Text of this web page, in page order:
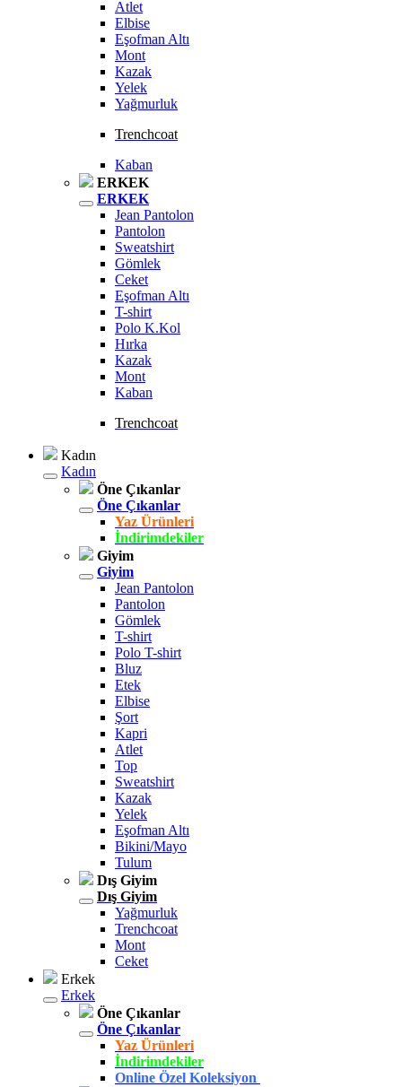
Atlet
Elbise
Eşofman Altı
Mont
Kazak
Yelek
Yağmurluk
Trenchcoat
Kaban
ERKEK
ERKEK
Jean Pantolon
Pantolon
Sweatshirt
Gömlek
Ceket
Eşofman Altı
T-shirt
Polo K.Kol
Hırka
Kazak
Mont
Kaban
Trenchcoat
Kadın
Kadın
Öne Çıkanlar
Öne Çıkanlar
Yaz Ürünleri
İndirimdekiler
Giyim
Giyim
Jean Pantolon
Pantolon
Gömlek
T-shirt
Polo T-shirt
Bluz
Etek
Elbise
Şort
Kapri
Atlet
Top
Sweatshirt
Kazak
Yelek
Eşofman Altı
Bikini/Mayo
Tulum
Dış Giyim
Dış Giyim
Yağmurluk
Trenchcoat
Mont
Ceket
Erkek
Erkek
Öne Çıkanlar
Öne Çıkanlar
Yaz Ürünleri
İndirimdekiler
Online Özel Koleksiyon